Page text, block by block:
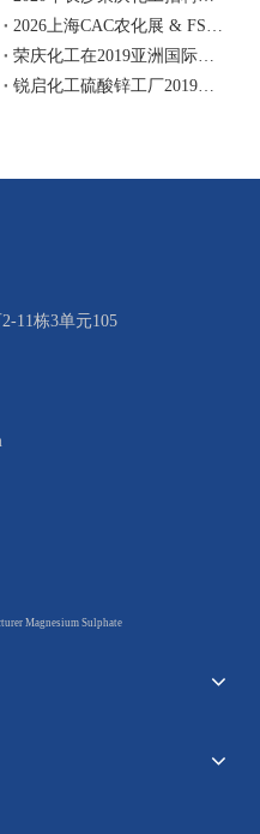
11栋3单元105
Magnesium Sulphate